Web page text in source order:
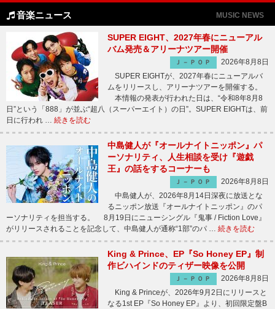
音楽ニュース MUSIC NEWS
SUPER EIGHT、2027年春にニューアル
バム発売＆アリーナツアー開催
Ｊ－ＰＯＰ
2026年8月8日
SUPER EIGHTが、2027年春にニューアルバ
ムをリリースし、アリーナツアーを開催する。
本情報の発表が行われた日は、“令和8年8月8
日”という「888」が並ぶ“超八（スーパーエイト）の日”。SUPER EIGHTは、前
日に行われ … 続きを読む
中島健人が『オールナイトニッポン』パ
ーソナリティ、人生相談を受け『遊戯
王』の話をするコーナーも
Ｊ－ＰＯＰ
2026年8月8日
中島健人が、2026年8月14日深夜に放送とな
るニッポン放送『オールナイトニッポン』のパ
ーソナリティを担当する。 8月19日にニューシングル『鬼事 / Fiction Love』
がリリースされることを記念して、中島健人が通称“1部”のパ … 続きを読む
King & Prince、EP『So Honey EP』制
作ビハインドのティザー映像を公開
Ｊ－ＰＯＰ
2026年8月8日
King & Princeが、2026年9月2日にリリースと
なる1st EP『So Honey EP』より、初回限定盤B